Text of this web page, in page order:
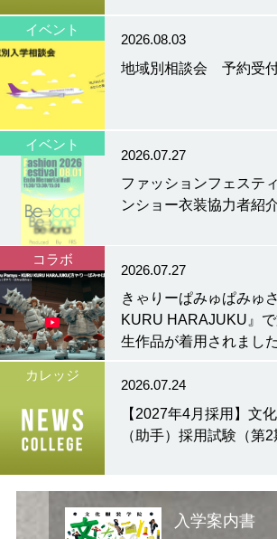
イベント
2026.08.03
地域別相談会 予約受付
イベント
2026.07.27
ファッションフェステ
ンショー衣装協力者紹介
コラボ
2026.07.27
きゃりーぱみゅぱみゅ
KURU HARAJUKU』
生作品が着用されました
カレッジ
2026.07.24
【2027年4月採用】文
（助手）採用試験（第
入学案内書